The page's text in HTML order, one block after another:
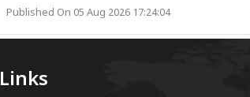
Published On 05 Aug 2026 17:24:04
Links